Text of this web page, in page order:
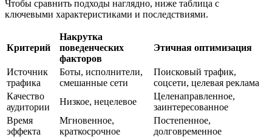
Чтобы сравнить подходы наглядно, ниже таблица с
ключевыми характеристиками и последствиями.
Критерий
Накрутка
поведенческих
факторов
Этичная оптимизация
Источник
трафика
Боты, исполнители,
смешанные сети
Поисковый трафик,
соцсети, целевая реклама
Качество
аудитории
Низкое, нецелевое
Целенаправленное,
заинтересованное
Время
эффекта
Мгновенное,
краткосрочное
Постепенное,
долговременное